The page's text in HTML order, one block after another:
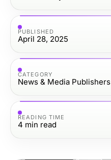
PUBLISHED
April 28, 2025
CATEGORY
News & Media Publishers
READING TIME
4 min read